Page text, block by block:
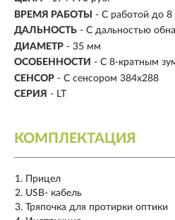
ВРЕМЯ РАБОТЫ
- С работой до 8
ДАЛЬНОСТЬ - С дальностью
ДИАМЕТР - 35 мм
ОСОБЕННОСТИ - С 8-кратным
СЕНСОР - С сенсором 384х288
СЕРИЯ - LT
КОМПЛЕКТАЦИЯ
Прицел
USB- кабель
Тряпочка для протирки оптики